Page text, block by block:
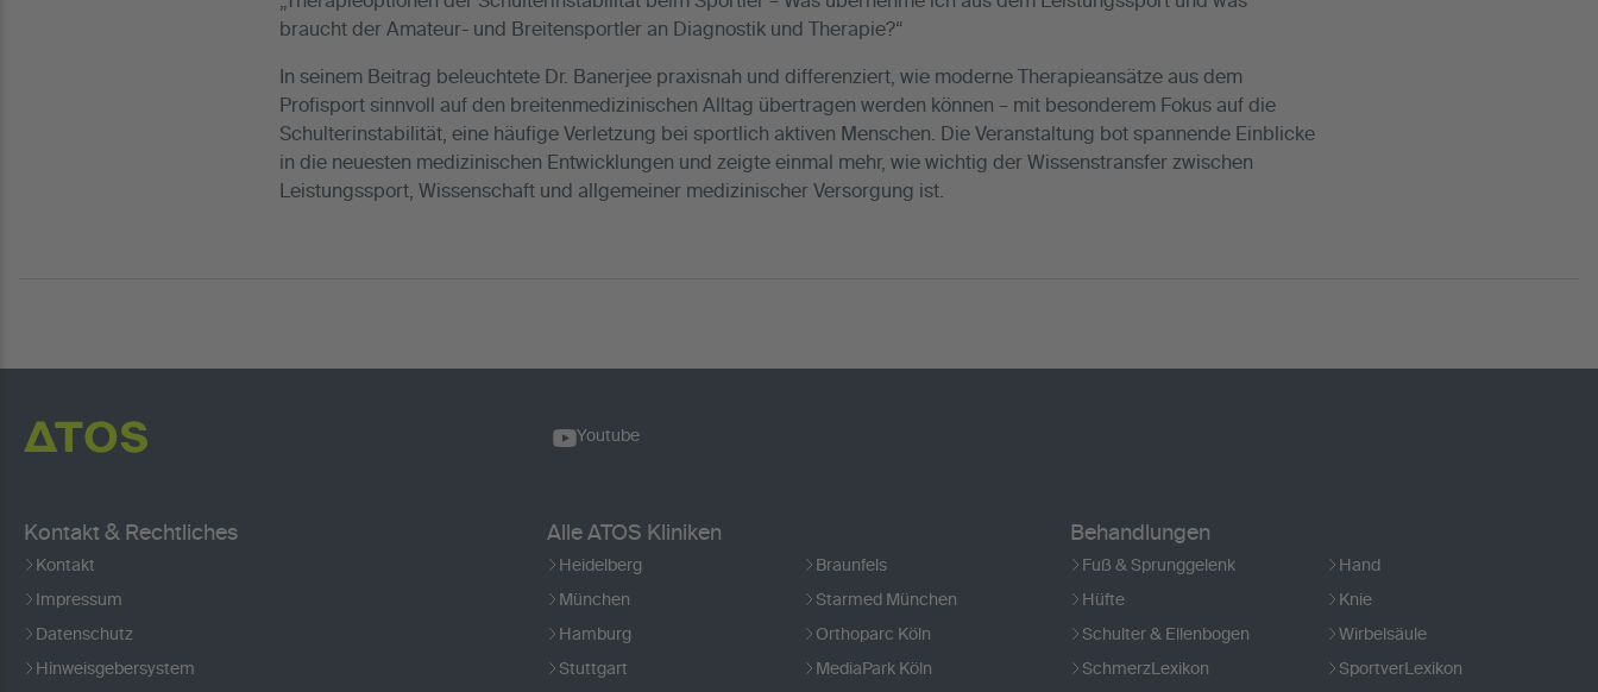
braucht der Amateur- und Breitensportler an Diagnostik und Therapie?“
In seinem Beitrag beleuchtete Dr. Banerjee praxisnah und differenziert, wie moderne Therapieansätze aus dem
Profisport sinnvoll auf den breitenmedizinischen Alltag übertragen werden können – mit besonderem Fokus auf die
Schulterinstabilität, eine häufige Verletzung bei sportlich aktiven Menschen. Die Veranstaltung bot spannende Einblicke
in die neuesten medizinischen Entwicklungen und zeigte einmal mehr, wie wichtig der Wissenstransfer zwischen
Leistungssport, Wissenschaft und allgemeiner medizinischer Versorgung ist.
Youtube
Kontakt & Rechtliches
Kontakt
Impressum
Datenschutz
Hinweisgebersystem
Alle ATOS Kliniken
Heidelberg Braunfels
München Starmed München
Hamburg Orthoparc Köln
Stuttgart MediaPark Köln
Behandlungen
Fuß & Sprunggelenk Hand
Hüfte Knie
Schulter & Ellenbogen Wirbelsäule
SchmerzLexikon SportverLexikon